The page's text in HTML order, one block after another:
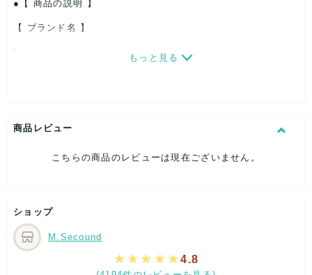
【 商品の説明 】
【 ブランド名 】
ー ロゴ刺繍 サイズM ネイビー×ピンク A00126
実寸は写真をご参考下さい。
簡易検品し写真撮影しておりますが見落としている可能性もあ
もっと見る
商品レビュー
こちらの商品のレビューは現在ございません。
ショップ
M.Secound
4.8